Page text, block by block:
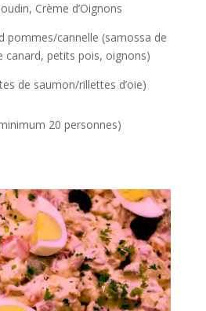
Crème d’Oignons
pommes/cannelle (samossa de
canard, petits pois, oignons)
de saumon/rillettes d’oie)
20 personnes)